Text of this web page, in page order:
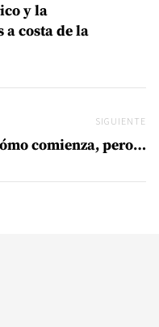
y la
a costa de la
SIGUIENTE
comienza, pero…